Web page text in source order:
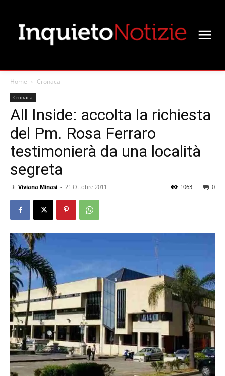
Home Cronaca
Cronaca
All Inside: accolta la richiesta
del Pm. Rosa Ferraro
testimonierà da una località
segreta
Di Viviana Minasi - 21 Ottobre 2011 0
1063